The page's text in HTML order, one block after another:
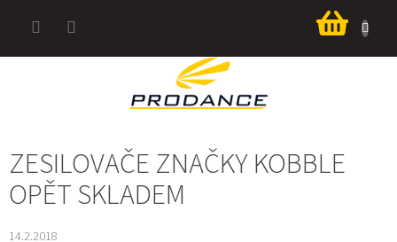
košík
ZESILOVAČE ZNAČKY KOBBLE
OPĚT SKLADEM
14.2.2018